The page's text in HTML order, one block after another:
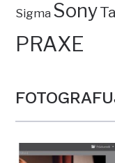
Sigma Sony
PRAXE